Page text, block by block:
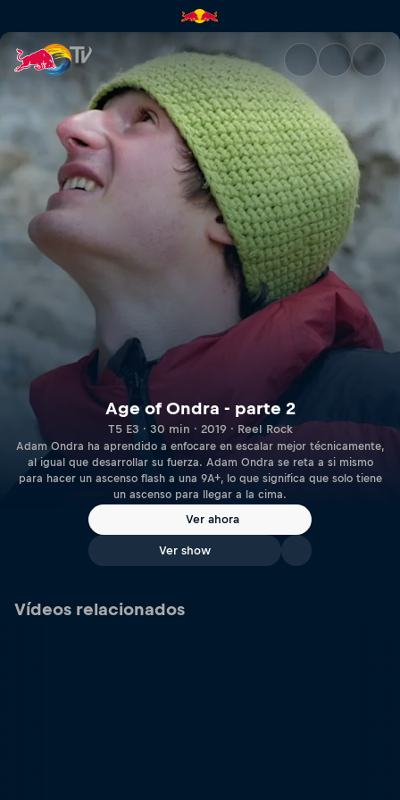
Age of Ondra - parte 2 | Red
Age of Ondra - parte 2
T5 E3 · 30 min · 2019 · Reel Rock
Adam Ondra ha aprendido a enfocare en escalar mejor técnicamente,
al igual que desarrollar su fuerza. Adam Ondra se reta a si mismo
para hacer un ascenso flash a una 9A+, lo que significa que solo tiene
un ascenso para llegar a la cima.
Ver ahora
Ver show
Vídeos relacionados